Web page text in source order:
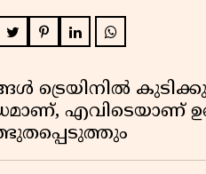
ട്രെയിനിൽ
എവിടെയാണ്